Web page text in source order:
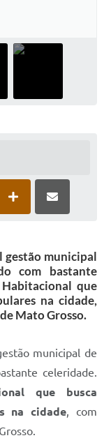
gestão municipal
com bastante
que
na cidade,
Mato Grosso.
municipal de
celeridade.
que busca
na cidade , com